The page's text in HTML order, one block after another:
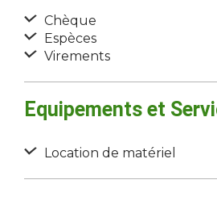
Chèque
Espèces
Virements
Equipements et
Location de matériel